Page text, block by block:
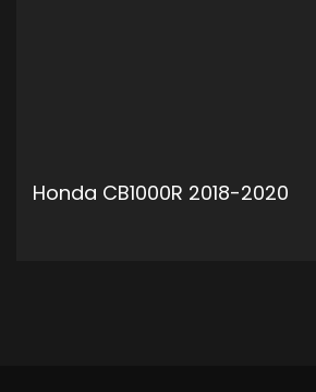
Honda CB1000R 2018-2020